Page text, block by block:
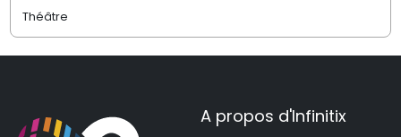
Théâtre
A propos d'Infinitix